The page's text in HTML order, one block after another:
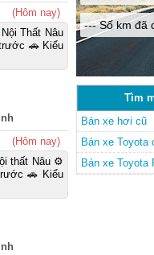
(Hôm nay)
Thất Nâu
🚗 Kiểu
(Hôm nay)
thất Nâu ⚙️
🚗 Kiểu
--- Số km đã
Tìm
Bán xe hơi cũ
Bán xe Toyota
Bán xe Toyota